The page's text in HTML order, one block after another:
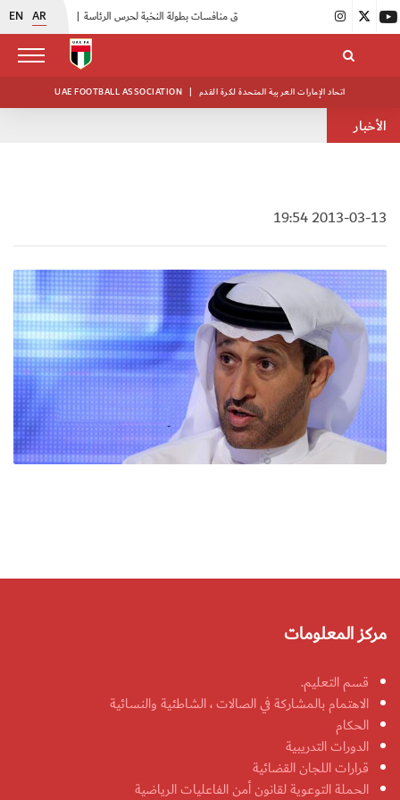
EN AR أبيض الشباب يواصل تدريباته في معسكره بأبوظبي |
UAE FOOTBALL ASSOCIATION | اتحاد الإمارات العربية المتحدة لكرة القدم
الأخبار
2013-03-13 19:54
مركز المعلومات
قسم التعليم.
الاهتمام بالمشاركة في الصالات ، الشاطئية والنسائية
الحكام
الدورات التدريبية
قرارات اللجان القضائية
الحملة التوعوية لقانون أمن الفاعليات الرياضية